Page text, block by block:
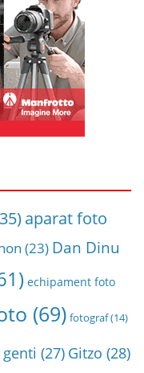
aparat foto
(23) Dan Dinu
echipament foto
(69) fotograf(14)
genti (27) Gitzo (28)